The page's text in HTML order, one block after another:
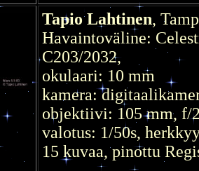
Tapio Lahtinen,
Havaintoväline:
C203/2032,
okulaari: 10 mm
kamera:
objektiivi: 105 mm, f/
valotus: 1/50s,
15 kuvaa, pinottu